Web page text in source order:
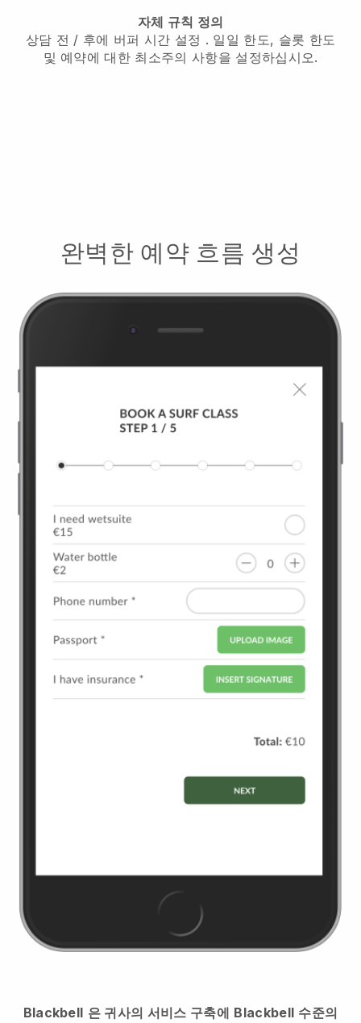
자체 규칙 정의
상담 전 / 후에 버퍼 시간 설정 . 일일 한도, 슬롯 한도
및 예약에 대한 최소주의 사항을 설정하십시오.
완벽한 예약 흐름 생성
Blackbell 은 귀사의 서비스 구축에 Blackbell 수준의